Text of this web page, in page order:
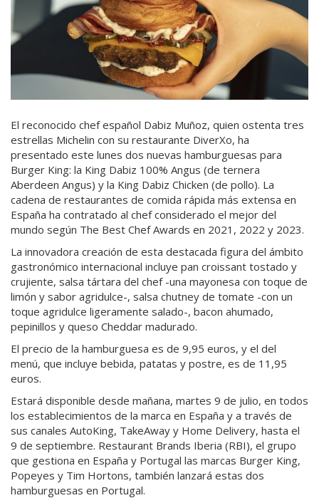
El reconocido chef español Dabiz Muñoz, quien ostenta tres
estrellas Michelin con su restaurante DiverXo, ha
presentado este lunes dos nuevas hamburguesas para
Burger King: la King Dabiz 100% Angus (de ternera
Aberdeen Angus) y la King Dabiz Chicken (de pollo). La
cadena de restaurantes de comida rápida más extensa en
España ha contratado al chef considerado el mejor del
mundo según The Best Chef Awards en 2021, 2022 y 2023.
La innovadora creación de esta destacada figura del ámbito
gastronómico internacional incluye pan croissant tostado y
crujiente, salsa tártara del chef -una mayonesa con toque de
limón y sabor agridulce-, salsa chutney de tomate -con un
toque agridulce ligeramente salado-, bacon ahumado,
pepinillos y queso Cheddar madurado.
El precio de la hamburguesa es de 9,95 euros, y el del
menú, que incluye bebida, patatas y postre, es de 11,95
euros.
Estará disponible desde mañana, martes 9 de julio, en todos
los establecimientos de la marca en España y a través de
sus canales AutoKing, TakeAway y Home Delivery, hasta el
9 de septiembre. Restaurant Brands Iberia (RBI), el grupo
que gestiona en España y Portugal las marcas Burger King,
Popeyes y Tim Hortons, también lanzará estas dos
hamburguesas en Portugal.